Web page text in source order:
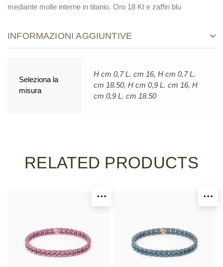
mediante molle interne in titanio. Oro 18 Kt e zaffiri blu
INFORMAZIONI AGGIUNTIVE
Seleziona la
misura
H cm 0,7 L. cm 16, H cm 0,7 L.
cm 18.50, H cm 0,9 L. cm 16, H
cm 0,9 L. cm 18.50
RELATED PRODUCTS